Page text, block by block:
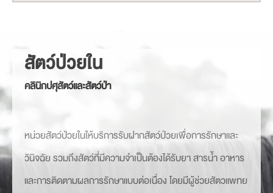
สัตว์ป่วยใน
คลินิกปศุสัตว์และสัตว์ป่า
หน่วยสัตว์ป่วยในให้บริการรับฝากสัตว์ป่วยเพื่อการรักษาและ
วินิจฉัย รวมถึงสัตว์ที่มีความจำเป็นต้องได้รับยา สารน้ำ อาหาร
และการติดตามผลการรักษาแบบต่อเนื่อง โดยมีผู้ช่วยสัตวแพทย